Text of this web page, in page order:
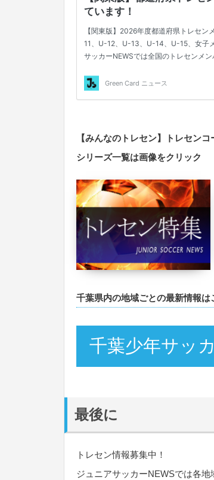
【みんなのトレセン】トレセン
シリーズ一覧は画像をクリック
千葉県内の地域ごとの最新情報は
千葉少年サッ
最後に
トレセン情報募集中！
ジュニアサッカーNEWSでは各地